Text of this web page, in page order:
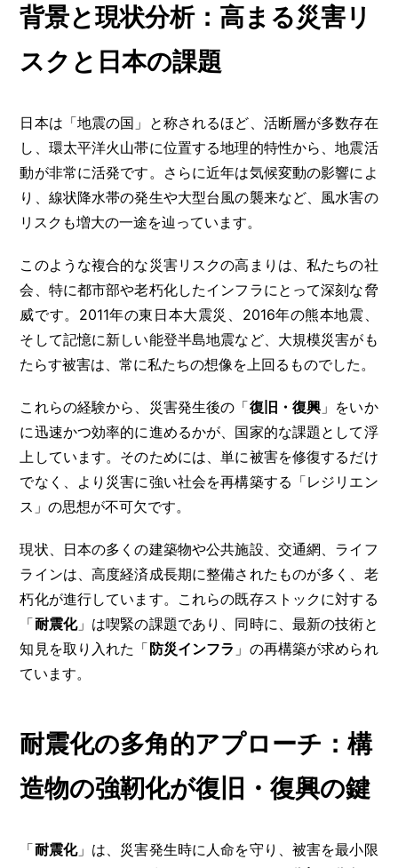
背景と現状分析：高まる災害リ
スクと日本の課題
日本は「地震の国」と称されるほど、活断層が多数存在
し、環太平洋火山帯に位置する地理的特性から、地震活
動が非常に活発です。さらに近年は気候変動の影響によ
り、線状降水帯の発生や大型台風の襲来など、風水害の
リスクも増大の一途を辿っています。
このような複合的な災害リスクの高まりは、私たちの社
会、特に都市部や老朽化したインフラにとって深刻な脅
威です。2011年の東日本大震災、2016年の熊本地震、
そして記憶に新しい能登半島地震など、大規模災害がも
たらす被害は、常に私たちの想像を上回るものでした。
これらの経験から、災害発生後の「復旧・復興 」をいか
に迅速かつ効率的に進めるかが、国家的な課題として浮
上しています。そのためには、単に被害を修復するだけ
でなく、より災害に強い社会を再構築する「レジリエン
ス」の思想が不可欠です。
現状、日本の多くの建築物や公共施設、交通網、ライフ
ラインは、高度経済成長期に整備されたものが多く、老
朽化が進行しています。これらの既存ストックに対する
「耐震化」は喫緊の課題であり、同時に、最新の技術と
知見を取り入れた「防災インフラ 」の再構築が求められ
ています。
耐震化の多角的アプローチ：構
造物の強靭化が復旧・復興の鍵
「耐震化」は、災害発生時に人命を守り、被害を最小限